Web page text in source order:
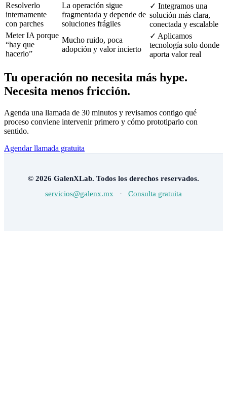
Resolverlo
internamente
con parches
La operación sigue
fragmentada y depende de
soluciones frágiles
✓ Integramos una
solución más clara,
conectada y escalable
Meter IA porque
“hay que
hacerlo”
Mucho ruido, poca
adopción y valor incierto
✓ Aplicamos
tecnología solo donde
aporta valor real
Tu operación no necesita más hype.
Necesita menos fricción.
Agenda una llamada de 30 minutos y revisamos contigo qué
proceso conviene intervenir primero y cómo prototiparlo con
sentido.
Agendar llamada gratuita
© 2026 GalenXLab. Todos los derechos reservados.
servicios@galenx.mx
· Consulta gratuita